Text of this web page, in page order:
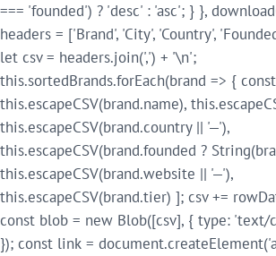
=== 'founded') ? 'desc' : 'asc'; } },
headers = ['Brand', 'City', 'Country',
let csv = headers.join(',') + '\n';
this.sortedBrands.forEach(brand => {
this.escapeCSV(brand.name),
this.escapeCSV(brand.country || '—'),
this.escapeCSV(brand.founded ?
this.escapeCSV(brand.website || '—'),
this.escapeCSV(brand.tier) ]; csv +=
const blob = new Blob([csv], { type: 'text/
}); const link =